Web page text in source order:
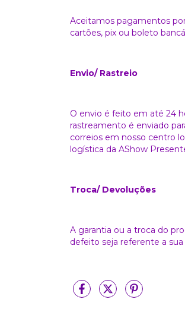
Aceitamos pagamentos
cartões, pix ou boleto
Envio/ Rastreio
O envio é feito em até 24
rastreamento é enviado
correios em nosso centro
logística da AShow
Troca/ Devoluções
A garantia ou a troca do
defeito seja referente a sua